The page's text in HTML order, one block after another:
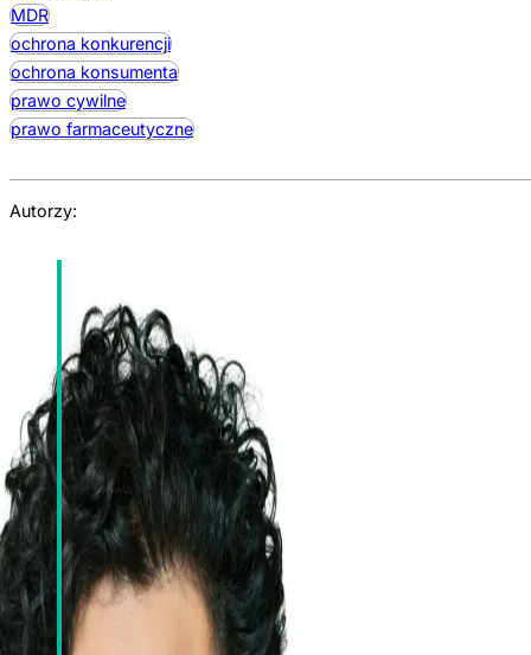
MDR
ochrona konkurencji
ochrona konsumenta
prawo cywilne
prawo farmaceutyczne
Autorzy: